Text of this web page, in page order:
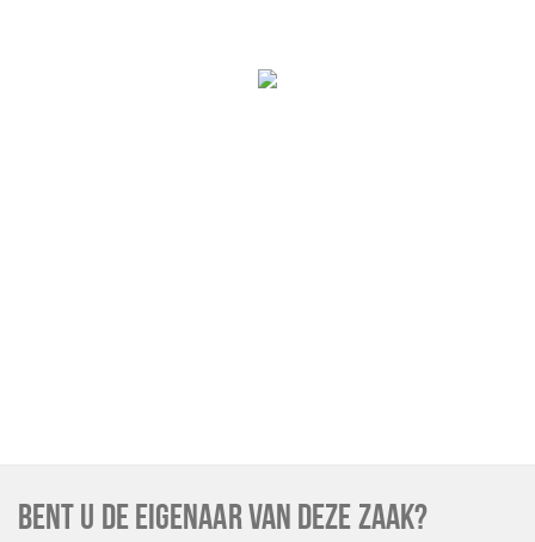
BENT U DE EIGENAAR VAN DEZE ZAAK?